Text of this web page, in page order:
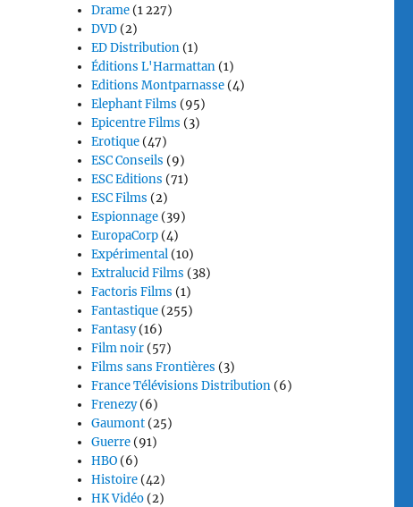
Drame (1 227)
DVD (2)
ED Distribution (1)
Éditions L'Harmattan (1)
Editions Montparnasse (4)
Elephant Films (95)
Epicentre Films (3)
Erotique (47)
ESC Conseils (9)
ESC Editions (71)
ESC Films (2)
Espionnage (39)
EuropaCorp (4)
Expérimental (10)
Extralucid Films (38)
Factoris Films (1)
Fantastique (255)
Fantasy(16)
Film noir (57)
Films sans Frontières (3)
France Télévisions Distribution (6)
Frenezy(6)
Gaumont (25)
Guerre (91)
HBO (6)
Histoire (42)
HK Vidéo (2)